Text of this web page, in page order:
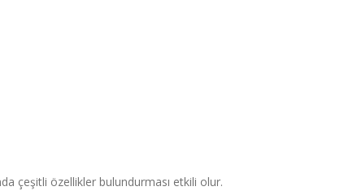
çeşitli özellikler bulundurması etkili olur.